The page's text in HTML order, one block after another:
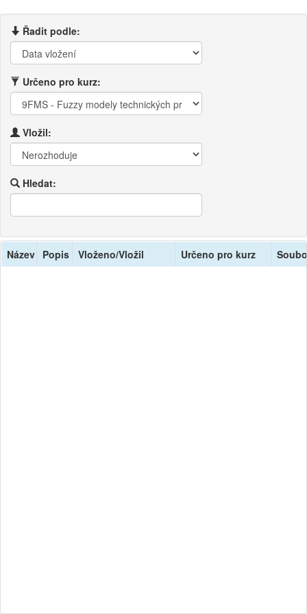
Řadit podle:
Určeno pro kurz:
Vložil:
Hledat:
Název Popis Vloženo/Vložil Určeno pro kurz